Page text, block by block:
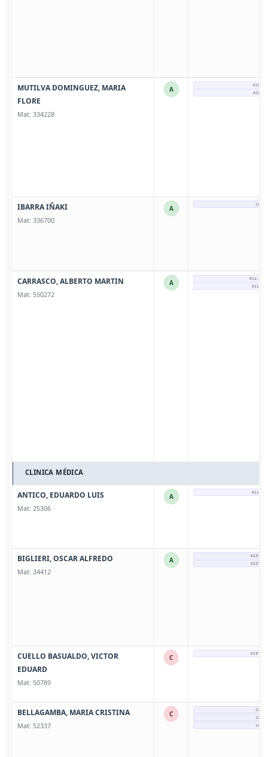
MUTILVA DOMINGUEZ, MARIA
FLORE
Mat: 334228
A 0237-
0237-
IBARRA IÑAKI
Mat: 336700
A
CARRASCO, ALBERTO MARTIN
Mat: 550272
A 011-15-
011-
CLINICA MÉDICA
ANTICO, EDUARDO LUIS
Mat: 25306
A 011-
BIGLIERI, OSCAR ALFREDO
Mat: 34412
A 0237 -
0237 -
CUELLO BASUALDO, VICTOR
EDUARD
Mat: 50789
C 0237 -
BELLAGAMBA, MARIA CRISTINA
Mat: 52337
C